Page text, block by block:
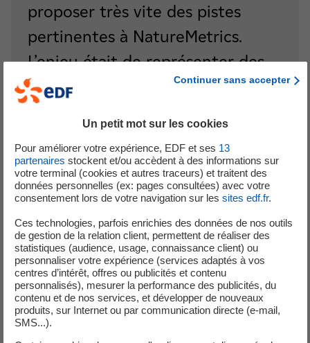
proposer très vite des pistes
pertinentes à NatureMetrics.
L’enjeu était de représenter des
données scientifiques
manière compréhensible pour
différents profils d’utilisateurs. »
Arthur-Donald Bouillé et Florian Roualin
Grâce à une série d’ateliers collaboratifs, les équipes ont
exploré les usages, testé différentes représentations de
Continuer sans accepter
Un petit mot sur les cookies
Pour améliorer votre expérience, EDF et ses 13
partenaires stockent et/ou accèdent à des informations sur
votre terminal (cookies et autres traceurs) et traitent des
données personnelles (ex: pages consultées) avec votre
consentement lors de votre navigation sur les sites edf.fr.
Ces technologies, parfois enrichies des données de nos outils
de gestion de la relation client, permettent de réaliser des
statistiques (audience, usage, connaissance client) ou
personnaliser votre expérience (services adaptés à vos
centres d’intérêt, offres ou publicités et contenu
personnalisés), mesurer la performance des publicités, du
contenu et de nos services, et développer de nouveaux
produits, sur Internet ou par communication directe (e-mail,
SMS...).